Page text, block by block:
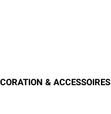
& ACCESSOIRES